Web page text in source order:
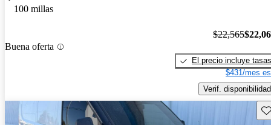
100 millas
Buena oferta
$22,565
El precio incluye tasas
$431/mes
Verif. disponibilidad